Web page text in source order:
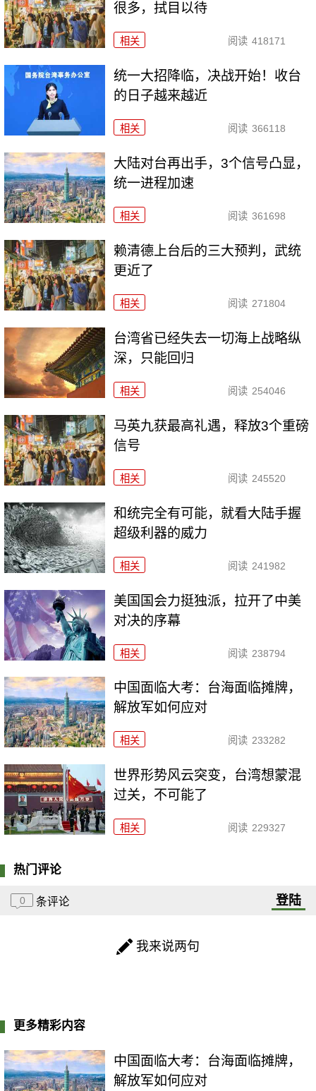
很多，拭目以待
相关 阅读 418171
统一大招降临，决战开始！收台
的日子越来越近
相关 阅读 366118
大陆对台再出手，3个信号凸显，
统一进程加速
相关 阅读 361698
赖清德上台后的三大预判，武统
更近了
相关 阅读 271804
台湾省已经失去一切海上战略纵
深，只能回归
相关 阅读 254046
马英九获最高礼遇，释放3个重磅
信号
相关 阅读 245520
和统完全有可能，就看大陆手握
超级利器的威力
相关 阅读 241982
美国国会力挺独派，拉开了中美
对决的序幕
相关 阅读 238794
中国面临大考：台海面临摊牌，
解放军如何应对
相关 阅读 233282
世界形势风云突变，台湾想蒙混
过关，不可能了
相关 阅读 229327
热门评论
0 条评论 登陆
我来说两句
更多精彩内容
中国面临大考：台海面临摊牌，
解放军如何应对